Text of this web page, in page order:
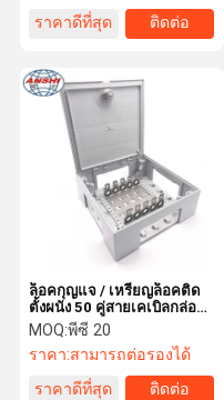
การควบคุม
ติดต่อเรา
ขอใบเสนอ
ราคา
กล่องกระจายไฟเบอร์
กล่องกระจาย FTTH
กล่องกระจายสายเคเบิล
ราคาดีที่สุด
ติดต่อ
ล็อคกุญแจ / เหรียญล็อคติด
ตั้งผนัง 50 คู่สายเคเบิลกล่อง
กระจายกับ 2/10 Krone LSA
Module
MOQ:พีซี 20
ราคา:สามารถต่อรองได้
ราคาดีที่สุด
ติดต่อ